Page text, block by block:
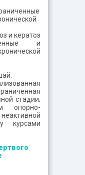
и кератоз
и
стадии;
опорно-
курсами